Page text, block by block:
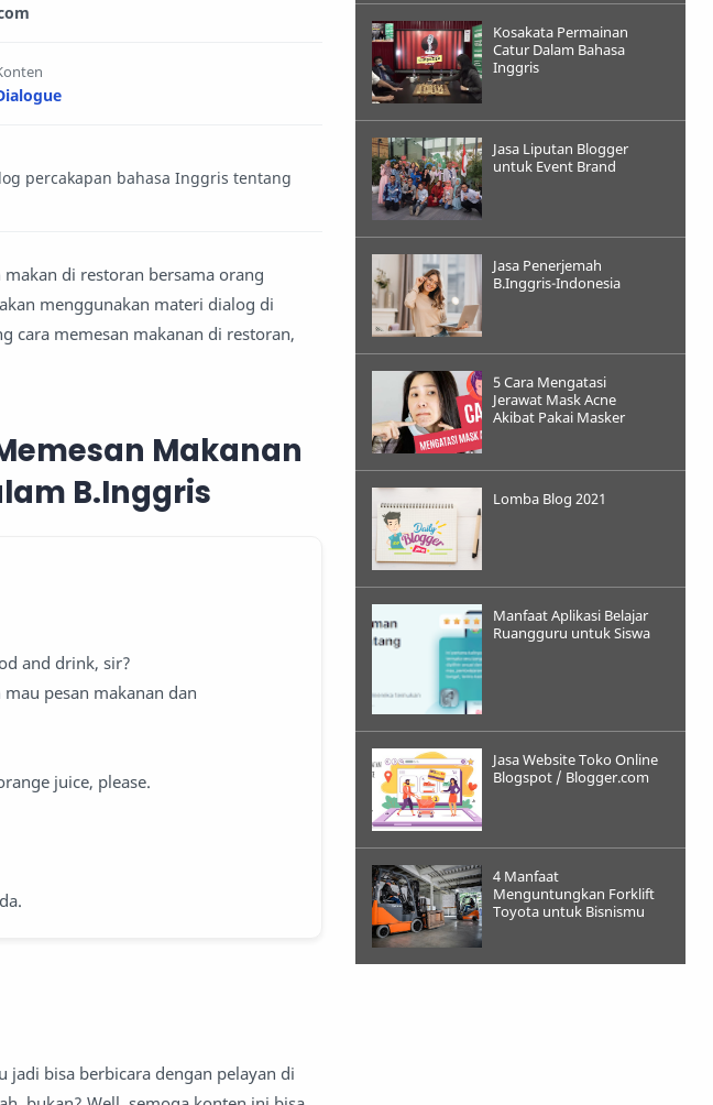
percakapan bahasa Inggris tentang
di restoran bersama orang
menggunakan materi dialog di
cara memesan makanan di restoran,
Makanan
B.Inggris
and drink, sir?
pesan makanan dan
juice, please.
bisa berbicara dengan pelayan di
Kosakata Permainan
Catur Dalam Bahasa
Inggris
Jasa Liputan Blogger
untuk Event Brand
Jasa Penerjemah
B.Inggris-Indonesia
5 Cara Mengatasi
Jerawat Mask Acne
Akibat Pakai Masker
Lomba Blog 2021
Manfaat Aplikasi Belajar
Ruangguru untuk Siswa
Jasa Website Toko Online
Blogspot / Blogger.com
4 Manfaat
Menguntungkan Forklift
Toyota untuk Bisnismu